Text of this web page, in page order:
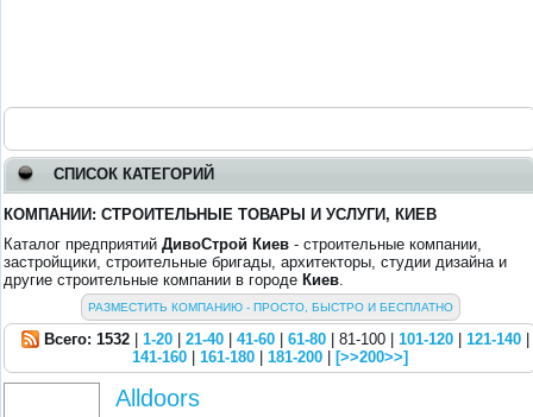
СПИСОК КАТЕГОРИЙ
КОМПАНИИ: СТРОИТЕЛЬНЫЕ ТОВАРЫ И УСЛУГИ, КИЕВ
Каталог предприятий ДивоСтрой Киев - строительные компании,
застройщики, строительные бригады, архитекторы, студии дизайна и
другие строительные компании в городе Киев.
РАЗМЕСТИТЬ КОМПАНИЮ - ПРОСТО, БЫСТРО И БЕСПЛАТНО
Всего: 1532| 1-20| 21-40| 41-60| 61-80| 81-100 | 101-120| 121-140|
141-160
161-180 181-200 [>>200>>]
Alldoors